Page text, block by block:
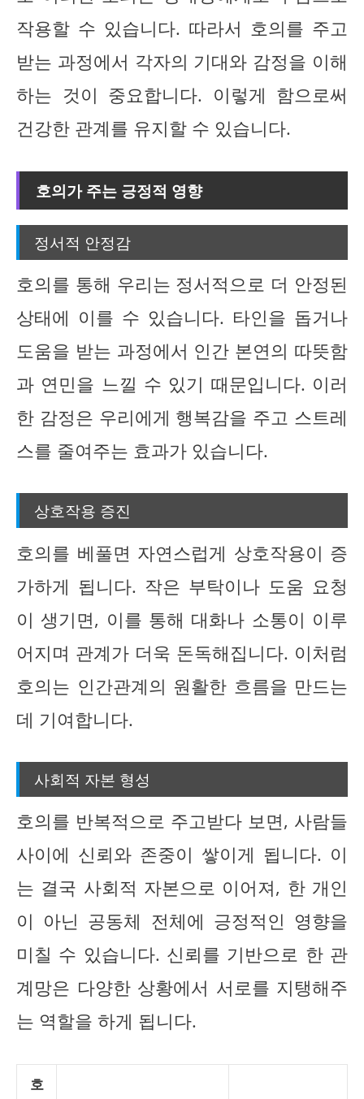
작용할 수 있습니다. 따라서 호의를 주고
받는 과정에서 각자의 기대와 감정을 이해
하는 것이 중요합니다. 이렇게 함으로써
건강한 관계를 유지할 수 있습니다.
호의가 주는 긍정적 영향
정서적 안정감
호의를 통해 우리는 정서적으로 더 안정된
상태에 이를 수 있습니다. 타인을 돕거나
도움을 받는 과정에서 인간 본연의 따뜻함
과 연민을 느낄 수 있기 때문입니다. 이러
한 감정은 우리에게 행복감을 주고 스트레
스를 줄여주는 효과가 있습니다.
상호작용 증진
호의를 베풀면 자연스럽게 상호작용이 증
가하게 됩니다. 작은 부탁이나 도움 요청
이 생기면, 이를 통해 대화나 소통이 이루
어지며 관계가 더욱 돈독해집니다. 이처럼
호의는 인간관계의 원활한 흐름을 만드는
데 기여합니다.
사회적 자본 형성
호의를 반복적으로 주고받다 보면, 사람들
사이에 신뢰와 존중이 쌓이게 됩니다. 이
는 결국 사회적 자본으로 이어져, 한 개인
이 아닌 공동체 전체에 긍정적인 영향을
미칠 수 있습니다. 신뢰를 기반으로 한 관
계망은 다양한 상황에서 서로를 지탱해주
는 역할을 하게 됩니다.
호